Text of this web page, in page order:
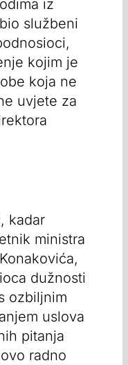
iz
službeni
kojim je
koja ne
uvjete za
kadar
ministra
dužnosti
ozbiljnim
uslova
pitanja
radno